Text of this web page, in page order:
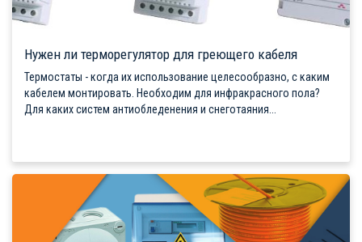
Нужен ли терморегулятор для греющего кабеля
Термостаты - когда их использование целесообразно, с каким
кабелем монтировать. Необходим для инфракрасного пола?
Для каких систем антиобледенения и снеготаяния...